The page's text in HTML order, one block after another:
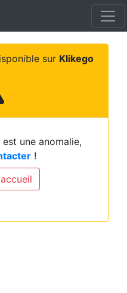
sur Klikego
une anomalie,
!